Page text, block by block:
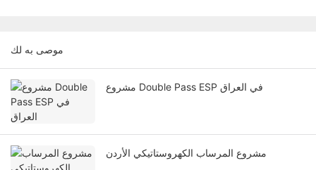
موصى به لك
مشروع Double Pass ESP في العراق
مشروع المرساب الكهروستاتيكي الأردن